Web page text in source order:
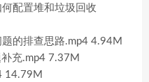
配置堆和垃圾回收
的排查思路.mp4 4.94M
充.mp4 7.37M
14.79M